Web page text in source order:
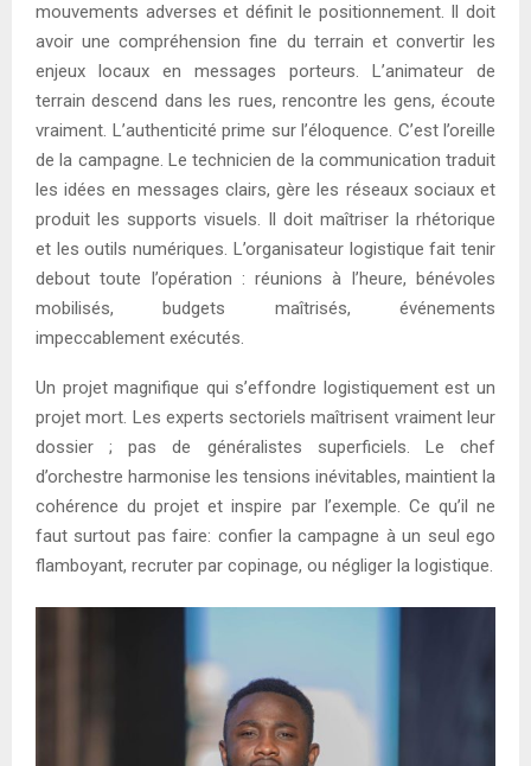
mouvements adverses et définit le positionnement. Il doit
avoir une compréhension fine du terrain et convertir les
enjeux locaux en messages porteurs. L’animateur de
terrain descend dans les rues, rencontre les gens, écoute
vraiment. L’authenticité prime sur l’éloquence. C’est l’oreille
de la campagne. Le technicien de la communication traduit
les idées en messages clairs, gère les réseaux sociaux et
produit les supports visuels. Il doit maîtriser la rhétorique
et les outils numériques. L’organisateur logistique fait tenir
debout toute l’opération : réunions à l’heure, bénévoles
mobilisés, budgets maîtrisés, événements
impeccablement exécutés.
Un projet magnifique qui s’effondre logistiquement est un
projet mort. Les experts sectoriels maîtrisent vraiment leur
dossier ; pas de généralistes superficiels. Le chef
d’orchestre harmonise les tensions inévitables, maintient la
cohérence du projet et inspire par l’exemple. Ce qu’il ne
faut surtout pas faire: confier la campagne à un seul ego
flamboyant, recruter par copinage, ou négliger la logistique.